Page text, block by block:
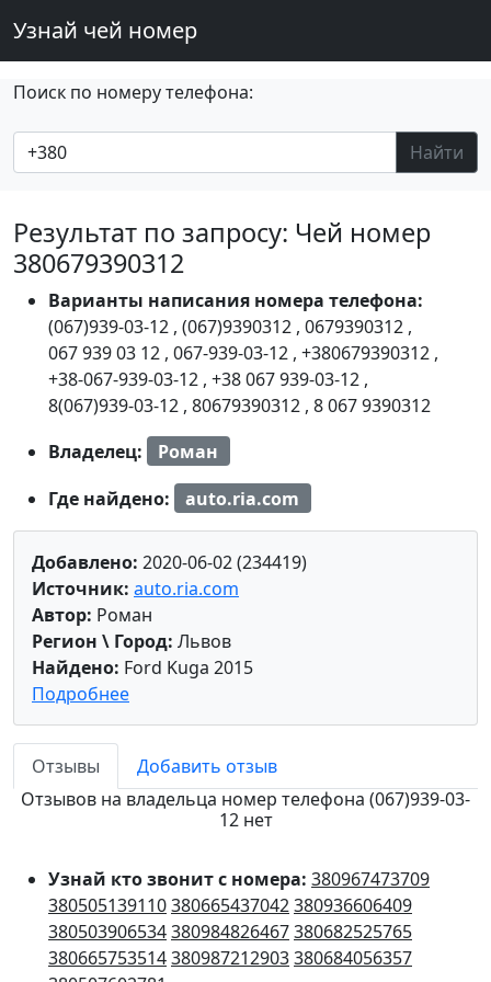
Узнай чей номер
Поиск по номеру телефона:
Найти
Результат по запросу: Чей номер
380679390312
Варианты написания номера телефона:
(067)939-03-12 , (067)9390312 , 0679390312 ,
067 939 03 12 , 067-939-03-12 , +380679390312 ,
+38-067-939-03-12 , +38 067 939-03-12 ,
8(067)939-03-12 , 80679390312 , 8 067 9390312
Владелец:
Роман
Где найдено:
auto.ria.com
Добавлено: 2020-06-02 (234419)
Источник: auto.ria.com
Автор: Роман
Регион \ Город: Львов
Найдено: Ford Kuga 2015
Подробнее
Отзывы
Добавить отзыв
Отзывов на владельца номер телефона (067)939-03-
12 нет
Узнай кто звонит с номера: 380967473709
380505139110380665437042380936606409
380503906534380984826467380682525765
380665753514380987212903380684056357